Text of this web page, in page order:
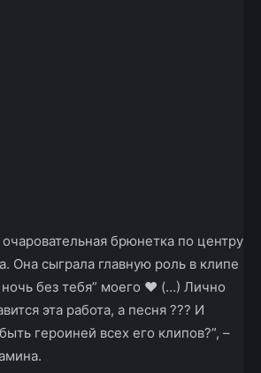
очаровательная брюнетка по центру
Она сыграла главную роль в клипе
без тебя” моего ❤️ (…) Лично
эта работа, а песня ??? И
героиней всех его клипов?”, –